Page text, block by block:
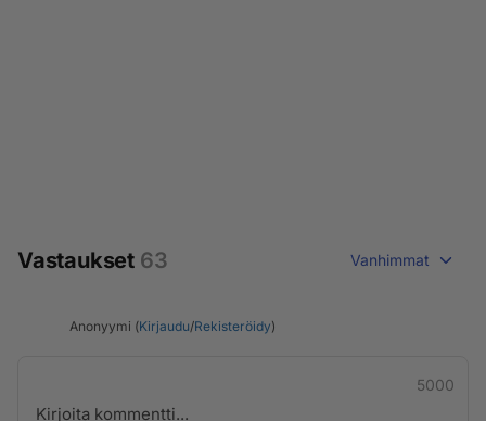
Vastaukset 63 Vanhimmat
Anonyymi (Kirjaudu/Rekisteröidy)
5000